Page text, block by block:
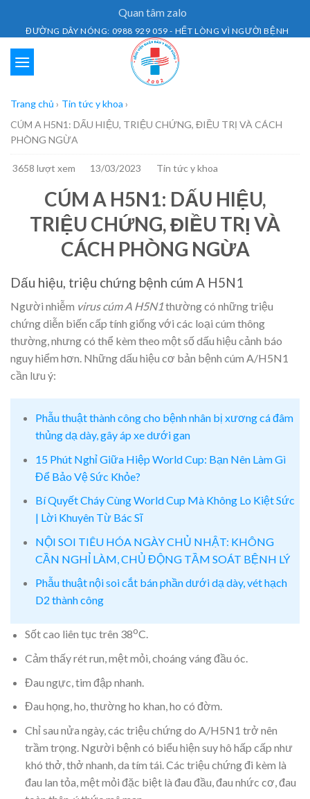
Quan tâm zalo
ĐƯỜNG DÂY NÓNG: 0988 929 059 - HẾT LÒNG VÌ NGƯỜI BỆNH
Trang chủ › Tin tức y khoa ›
CÚM A H5N1: DẤU HIỆU, TRIỆU CHỨNG, ĐIỀU TRỊ VÀ CÁCH
PHÒNG NGỪA
3658 lượt xem 13/03/2023 Tin tức y khoa
CÚM A H5N1: DẤU HIỆU,
TRIỆU CHỨNG, ĐIỀU TRỊ VÀ
CÁCH PHÒNG NGỪA
Dấu hiệu, triệu chứng bệnh cúm A H5N1
Người nhiễm virus cúm A H5N1thường có những triệu
chứng diễn biến cấp tính giống với các loại cúm thông
thường, nhưng có thể kèm theo một số dấu hiệu cảnh báo
nguy hiểm hơn. Những dấu hiệu cơ bản bệnh cúm A/H5N1
cần lưu ý:
Phẫu thuật thành công cho bệnh nhân bị xương cá đâm
thủng dạ dày, gây áp xe dưới gan
15 Phút Nghỉ Giữa Hiệp World Cup: Bạn Nên Làm Gì
Để Bảo Vệ Sức Khỏe?
Bí Quyết Cháy Cùng World Cup Mà Không Lo Kiệt Sức
| Lời Khuyên Từ Bác Sĩ
NỘI SOI TIÊU HÓA NGÀY CHỦ NHẬT: KHÔNG
CẦN NGHỈ LÀM, CHỦ ĐỘNG TẦM SOÁT BỆNH LÝ
Phẫu thuật nội soi cắt bán phần dưới dạ dày, vét hạch
D2 thành công
Sốt cao liên tục trên 38oC.
Cảm thấy rét run, mệt mỏi, choáng váng đầu óc.
Đau ngực, tim đập nhanh.
Đau họng, ho, thường ho khan, ho có đờm.
Chỉ sau nửa ngày, các triệu chứng do A/H5N1 trở nên
trầm trọng. Người bệnh có biểu hiện suy hô hấp cấp như
khó thở, thở nhanh, da tím tái. Các triệu chứng đi kèm là
đau lan tỏa, mệt mỏi đặc biệt là đau đầu, đau nhức cơ, đau